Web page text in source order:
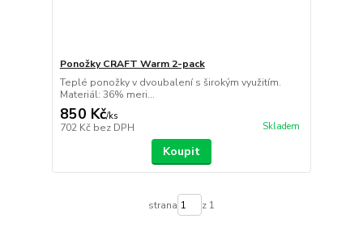
Ponožky CRAFT Warm 2-pack
Teplé ponožky v dvoubalení s širokým využitím.
Materiál: 36% meri...
850 Kč/ks
702 Kč bez DPH Skladem
Koupit
strana z 1